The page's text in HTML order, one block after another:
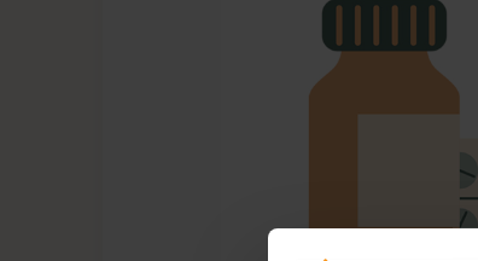
Lista: . Innehåller 1 objekt.